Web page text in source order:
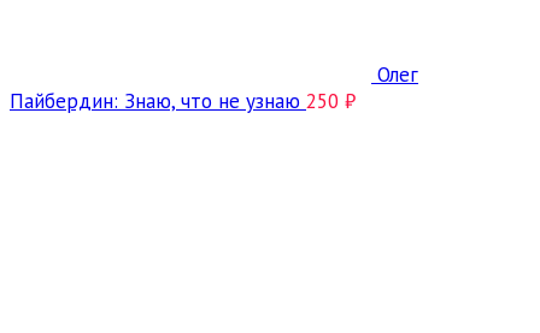
Олег
Пайбердин: Знаю, что не узнаю 250 ₽